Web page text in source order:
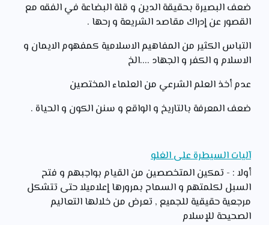
ضعف البصيرة بحقيقة الدين و قلة البضاعة في الفقه مع
القصور عن إدراك مقاصد الشريعة و رحها .
التباس الكثير من المفاهيم الاسلامية كمفهوم الايمان و
الاسلام و الكفر و الجهاد ....الخ
عدم أخذ العلم الشرعي من العلماء المختصين
ضعف المعرفة بالتاريخ و الواقع و سنن الكون و الحياة .
آليات السيطرة على الغلو
أولا : - تمكين المتخصصين من القيام بواجبهم و فتح
السبل لكلمتهم و السماح بمرورها إعلاميلا حتى تتشكل
مرجعية حقيقية للجميع , تعرض من خلالها التعاليم
الصحيحة للإسلام